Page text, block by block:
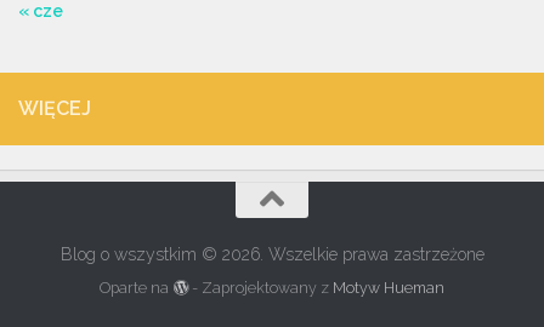
« cze
WIĘCEJ
Blog o wszystkim © 2026. Wszelkie prawa zastrzeżone
Oparte na - Zaprojektowany z Motyw Hueman